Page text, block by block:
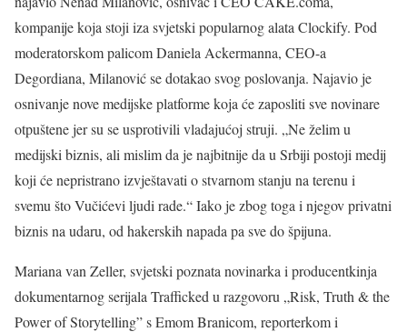
kompanije koja stoji iza svjetski popularnog alata Clockify. Pod
moderatorskom palicom Daniela Ackermanna, CEO-a
Degordiana, Milanović se dotakao svog poslovanja. Najavio je
osnivanje nove medijske platforme koja će zaposliti sve novinare
otpuštene jer su se usprotivili vladajućoj struji. „Ne želim u
medijski biznis, ali mislim da je najbitnije da u Srbiji postoji medij
koji će nepristrano izvještavati o stvarnom stanju na terenu i
svemu što Vučićevi ljudi rade.“ Iako je zbog toga i njegov privatni
biznis na udaru, od hakerskih napada pa sve do špijuna.
Mariana van Zeller, svjetski poznata novinarka i producentkinja
dokumentarnog serijala Trafficked u razgovoru „Risk, Truth & the
Power of Storytelling” s Emom Branicom, reporterkom i